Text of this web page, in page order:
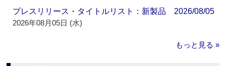
プレスリリース・タイトルリスト：新製品 2026/08/05
2026年08月05日 (水)
もっと見る »